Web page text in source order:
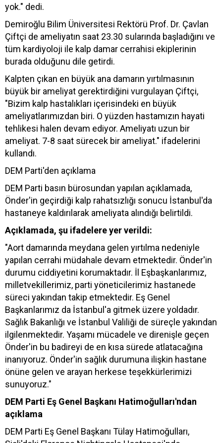
yok." dedi.
Demiroğlu Bilim Üniversitesi Rektörü Prof. Dr. Çavlan
Çiftçi de ameliyatın saat 23.30 sularında başladığını ve
tüm kardiyoloji ile kalp damar cerrahisi ekiplerinin
burada olduğunu dile getirdi.
Kalpten çıkan en büyük ana damarın yırtılmasının
büyük bir ameliyat gerektirdiğini vurgulayan Çiftçi,
"Bizim kalp hastalıkları içerisindeki en büyük
ameliyatlarımızdan biri. O yüzden hastamızın hayati
tehlikesi halen devam ediyor. Ameliyatı uzun bir
ameliyat. 7-8 saat sürecek bir ameliyat." ifadelerini
kullandı.
DEM Parti'den açıklama
DEM Parti basın bürosundan yapılan açıklamada,
Önder'in geçirdiği kalp rahatsızlığı sonucu İstanbul'da
hastaneye kaldırılarak ameliyata alındığı belirtildi.​​​​​​​
Açıklamada, şu ifadelere yer verildi:
"Aort damarında meydana gelen yırtılma nedeniyle
yapılan cerrahi müdahale devam etmektedir. Önder'in
durumu ciddiyetini korumaktadır. İl Eşbaşkanlarımız,
milletvekillerimiz, parti yöneticilerimiz hastanede
süreci yakından takip etmektedir. Eş Genel
Başkanlarımız da İstanbul'a gitmek üzere yoldadır.
Sağlık Bakanlığı ve İstanbul Valiliği de süreçle yakından
ilgilenmektedir. Yaşamı mücadele ve direnişle geçen
Önder'in bu badireyi de en kısa sürede atlatacağına
inanıyoruz. Önder'in sağlık durumuna ilişkin hastane
önüne gelen ve arayan herkese teşekkürlerimizi
sunuyoruz."
DEM Parti Eş Genel Başkanı Hatimoğulları'ndan
açıklama
DEM Parti Eş Genel Başkanı Tülay Hatimoğulları,